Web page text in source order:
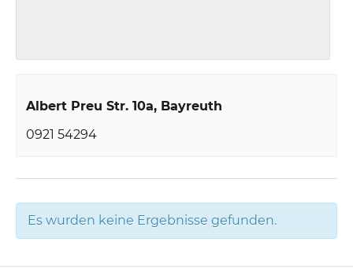
Albert Preu Str. 10a Bayreuth
0921 54294
Es wurden keine Ergebnisse gefunden.